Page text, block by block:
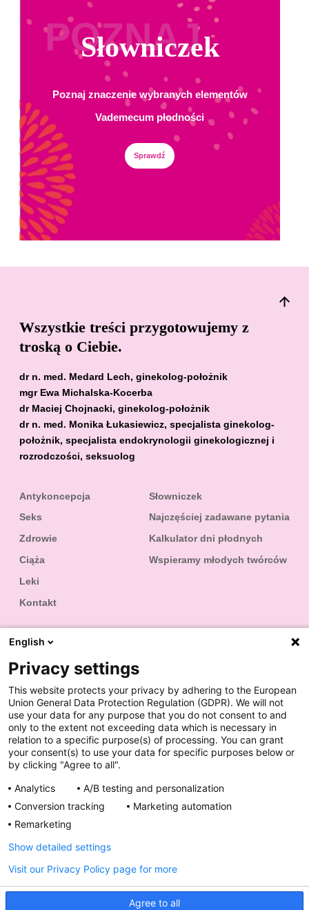
Podaj nam swój wiek
POZNAJ
Słowniczek
Poznaj znaczenie wybranych elementów
Vademecum płodności
Sprawdź
Wszystkie treści przygotowujemy z
troską o Ciebie.
dr n. med. Medard Lech, ginekolog-położnik
mgr Ewa Michalska-Kocerba
dr Maciej Chojnacki, ginekolog-położnik
dr n. med. Monika Łukasiewicz, specjalista ginekolog-
położnik, specjalista endokrynologii ginekologicznej i
rozrodczości, seksuolog
Antykoncepcja
Seks
Zdrowie
Ciąża
Leki
Kontakt
Słowniczek
Najczęściej zadawane pytania
Kalkulator dni płodnych
Wspieramy młodych twórców
Podaj nam swój wiek - wyświetlimy najpierw
treści dostosowane do Ciebie.
Regulamin konkursu „Bliskość”
English
Privacy settings
This website protects your privacy by adhering to the European
Union General Data Protection Regulation (GDPR). We will not
use your data for any purpose that you do not consent to and
only to the extent not exceeding data which is necessary in
relation to a specific purpose(s) of processing. You can grant
your consent(s) to use your data for specific purposes below or
by clicking "Agree to all".
Analytics
A/B testing and personalization
Conversion tracking
Marketing automation
Remarketing
Agree to all
Show detailed settings
Visit our Privacy Policy page for more